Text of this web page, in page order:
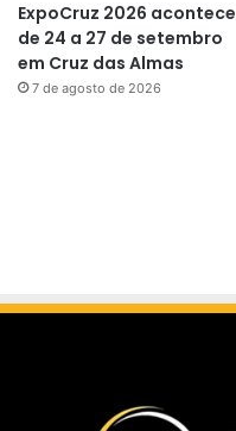
ExpoCruz 2026 acontece
de 24 a 27 de setembro
em Cruz das Almas
7 de agosto de 2026